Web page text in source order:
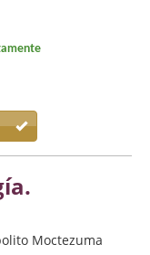
Moctezuma